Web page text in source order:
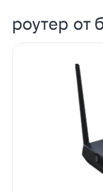
роутер от